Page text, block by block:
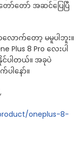
ော်တော် အဆင်ပြေပြီ
လောက်တော့ မမူပါဘူး။
Plus 8 Pro လေးပါ
နိုင်ပါတယ်။ အခုပဲ
ါနော်။
oneplus-8-